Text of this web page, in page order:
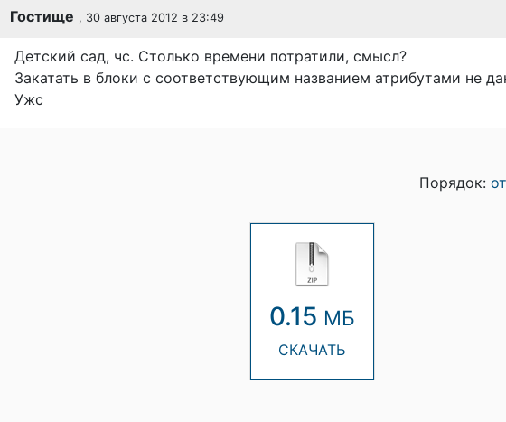
Гостище , 30 августа 2012 в 23:49
Детский сад, чс. Столько времени потратили, смысл?
Закатать в блоки с соответствующим названием атрибутами не
Ужс
Порядок:
0.15 МБ
СКАЧАТЬ